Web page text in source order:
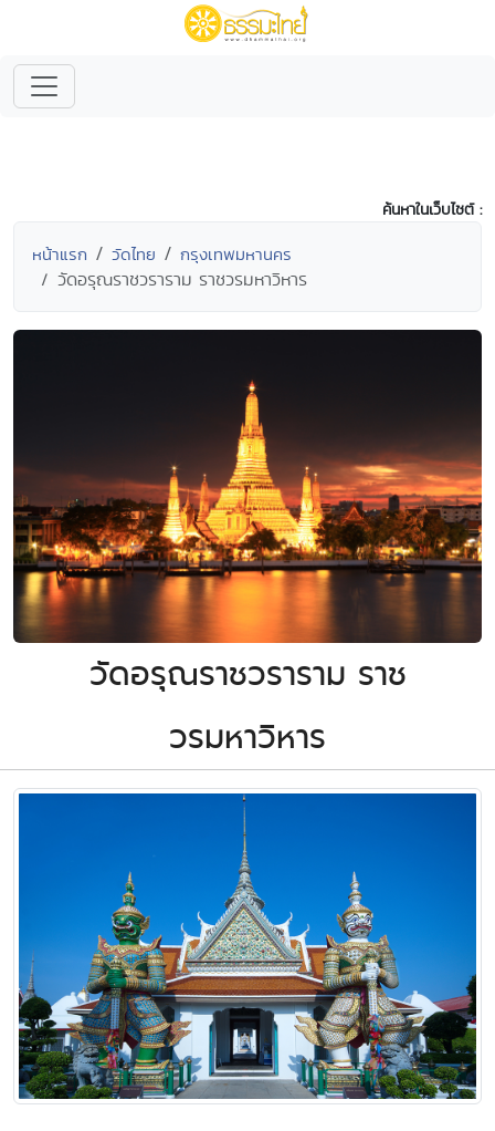
ค้นหาในเว็บไซต์ :
หน้าแรก วัดไทย กรุงเทพมหานคร
วัดอรุณราชวราราม ราชวรมหาวิหาร
วัดอรุณราชวราราม ราช
วรมหาวิหาร